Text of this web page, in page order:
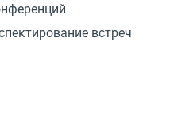
встреч